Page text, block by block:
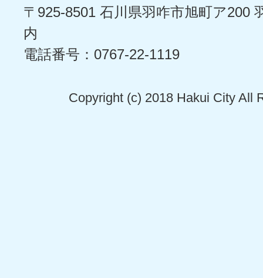
〒925-8501 石川県羽咋市旭町ア200
内
電話番号：0767-22-1119
Copyright (c) 2018 Hakui City All